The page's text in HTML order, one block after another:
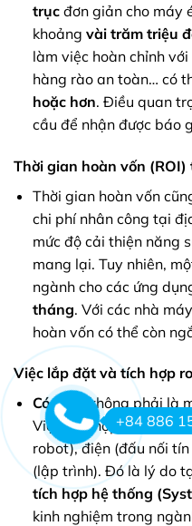
trụcđơn giản cho máy
khoảng vài trăm triệu
làm việc hoàn chỉnh với
hàng rào an toàn… có
hoặc hơn. Điều quan
cầu để nhận được báo
Thời gian hoàn vốn
Thời gian hoàn vốn
chi phí nhân công tại
mức độ cải thiện năng
mang lại. Tuy nhiên,
ngành cho các ứng
tháng. Với các nhà
hoàn vốn có thể còn
Việc lắp đặt và tích hợp
Có.Đây không phải là
Việc tích hợp đòi hỏi
robot), điện (đấu nối
(lập trình). Đó là lý do
tích hợp hệ thống
kinh nghiệm trong
+84 886